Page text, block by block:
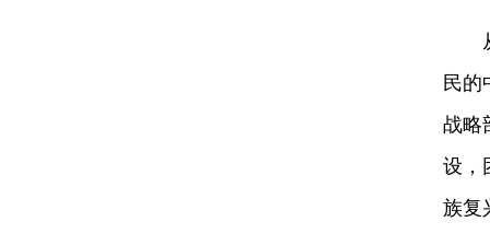
从
民的
战略
设，
族复